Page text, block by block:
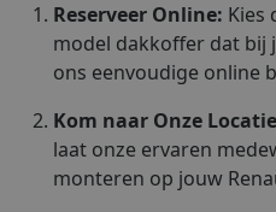
Reserveer Online: Kies
model dakkoffer dat bij
ons eenvoudige online
Kom naar Onze
laat onze ervaren
monteren op jouw